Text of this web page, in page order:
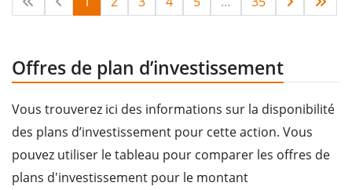
Offres de plan d’investissement
Vous trouverez ici des informations sur la disponibilité
des plans d’investissement pour cette action. Vous
pouvez utiliser le tableau pour comparer les offres de
plans d'investissement pour le montant